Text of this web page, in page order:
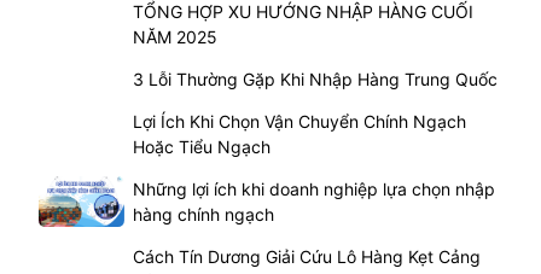
TỔNG HỢP XU HƯỚNG NHẬP HÀNG CUỐI
NĂM 2025
3 Lỗi Thường Gặp Khi Nhập Hàng Trung Quốc
Lợi Ích Khi Chọn Vận Chuyển Chính Ngạch
Hoặc Tiểu Ngạch
Những lợi ích khi doanh nghiệp lựa chọn nhập
hàng chính ngạch
Cách Tín Dương Giải Cứu Lô Hàng Kẹt Cảng